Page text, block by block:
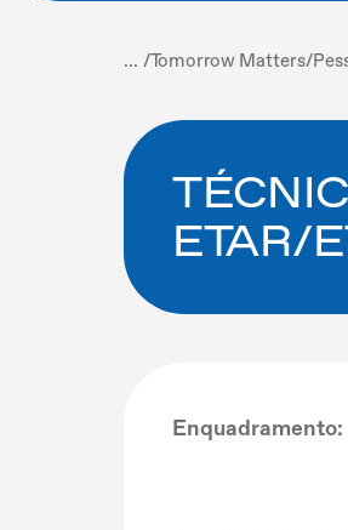
... /Tomorrow Matters/
ETAR/
Enquadramento: